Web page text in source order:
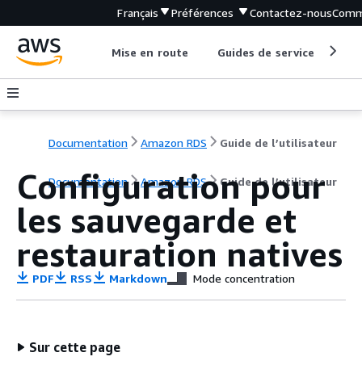
Français Préférences Contactez-nous
Mise en route Guides de service
Documentation Amazon RDS Guide de l’utilisateur
Documentation Amazon RDS Guide de l’utilisateur
Configuration pour
les sauvegarde et
restauration natives
PDF RSS Markdown Mode concentration
Sur cette page